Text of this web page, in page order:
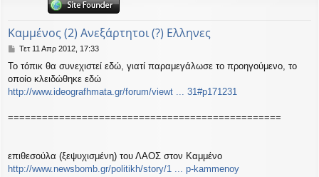
Καμμένος (2) Ανεξάρτητοι (?) Ελληνες
Δ
μ
ο
σ
Τετ 11 Απρ 2012, 17:33
Το τόπικ θα συνεχιστεί εδώ, γιατί παραμεγάλωσε το προηγούμενο, το
οποίο κλειδώθηκε εδώ
http://www.ideografhmata.gr/forum/viewt ... 31#p171231
================================================
επιθεσούλα (ξεψυχισμένη) του ΛΑΟΣ στον Καμμένο
http://www.newsbomb.gr/politikh/story/1 ... p-kammenoy